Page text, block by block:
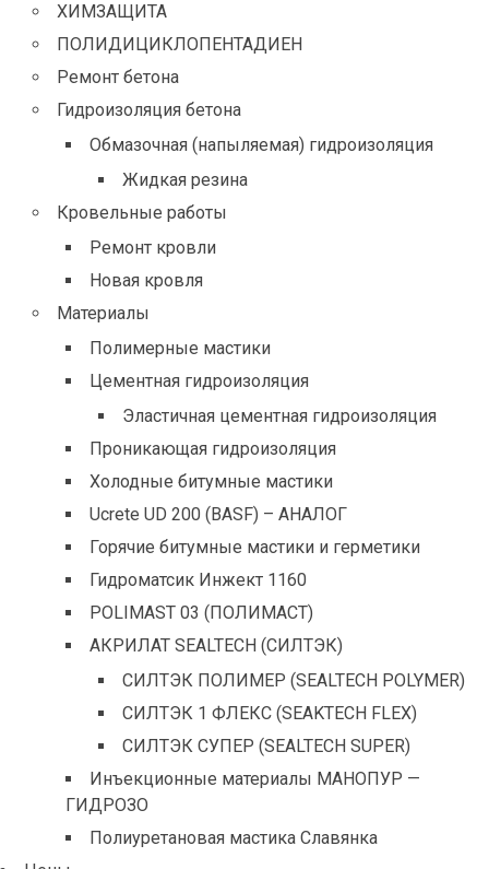
ХИМЗАЩИТА
ПОЛИДИЦИКЛОПЕНТАДИЕН
Ремонт бетона
Гидроизоляция бетона
Обмазочная (напыляемая) гидроизоляция
Жидкая резина
Кровельные работы
Ремонт кровли
Новая кровля
Материалы
Полимерные мастики
Цементная гидроизоляция
Эластичная цементная гидроизоляция
Проникающая гидроизоляция
Холодные битумные мастики
Ucrete UD 200 (BASF) – АНАЛОГ
Горячие битумные мастики и герметики
Гидроматсик Инжект 1160
POLIMAST 03 (ПОЛИМАСТ)
АКРИЛАТ SEALTECH (СИЛТЭК)
СИЛТЭК ПОЛИМЕР (SEALTECH POLYMER)
СИЛТЭК 1 ФЛЕКС (SEAKTECH FLEX)
СИЛТЭК СУПЕР (SEALTECH SUPER)
Инъекционные материалы МАНОПУР —
ГИДРОЗО
Полиуретановая мастика Славянка